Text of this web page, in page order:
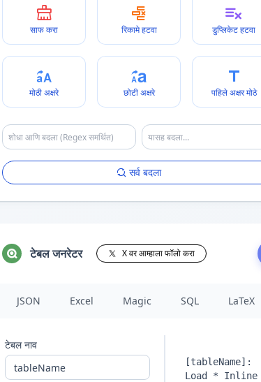
साफ करा रिकामे हटवा डुप्लिकेट हटवा
मोठी अक्षरे छोटी अक्षरे पहिले अक्षर मोठे
सर्व बदला
टेबल जनरेटर X वर आम्हाला फॉलो करा
JSON Excel Magic SQL LaTeX
टेबल नाव